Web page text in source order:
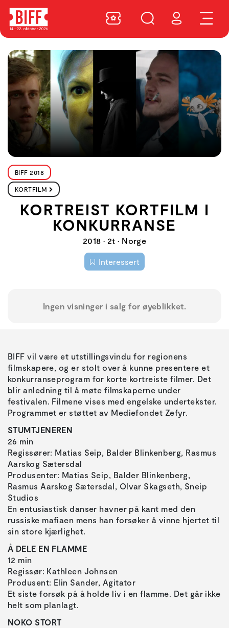
BIFF 2018
KORTFILM
KORTREIST KORTFILM I
KONKURRANSE
2018 • 2t • Norge
Interessert
Ingen visninger i salg for øyeblikket.
BIFF vil være et utstillingsvindu for regionens
filmskapere, og er stolt over å kunne presentere et
konkurranseprogram for korte kortreiste filmer. Det
blir anledning til å møte filmskaperne under
festivalen. Filmene vises med engelske undertekster.
Programmet er støttet av Mediefondet Zefyr.
STUMTJENEREN
26 min
Regissører: Matias Seip, Balder Blinkenberg, Rasmus
Aarskog Sætersdal
Produsenter: Matias Seip, Balder Blinkenberg,
Rasmus Aarskog Sætersdal, Olvar Skagseth, Sneip
Studios
En entusiastisk danser havner på kant med den
russiske mafiaen mens han forsøker å vinne hjertet til
sin store kjærlighet.
Å DELE EN FLAMME
12 min
Regissør: Kathleen Johnsen
Produsent: Elin Sander, Agitator
Et siste forsøk på å holde liv i en flamme. Det går ikke
helt som planlagt.
NOKO STORT